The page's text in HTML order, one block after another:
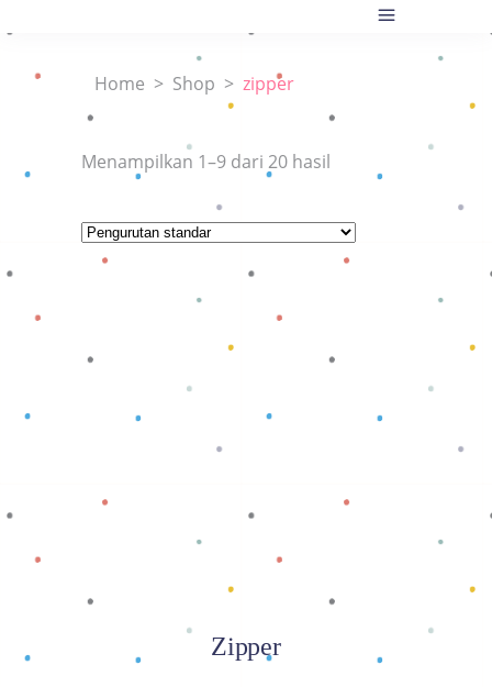
Home > Shop > zipper
Menampilkan 1–9 dari 20 hasil
Baca selengkapnya
Zipper